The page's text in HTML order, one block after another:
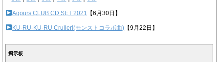
Aqours CLUB CD SET 2021 【6月30日】
KU-RU-KU-RU Cruller!(モンストコラボ曲) 【9月22日】
掲示板